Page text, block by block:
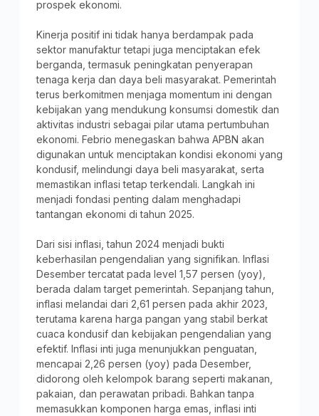
prospek ekonomi.
Kinerja positif ini tidak hanya berdampak pada
sektor manufaktur tetapi juga menciptakan efek
berganda, termasuk peningkatan penyerapan
tenaga kerja dan daya beli masyarakat. Pemerintah
terus berkomitmen menjaga momentum ini dengan
kebijakan yang mendukung konsumsi domestik dan
aktivitas industri sebagai pilar utama pertumbuhan
ekonomi. Febrio menegaskan bahwa APBN akan
digunakan untuk menciptakan kondisi ekonomi yang
kondusif, melindungi daya beli masyarakat, serta
memastikan inflasi tetap terkendali. Langkah ini
menjadi fondasi penting dalam menghadapi
tantangan ekonomi di tahun 2025.
Dari sisi inflasi, tahun 2024 menjadi bukti
keberhasilan pengendalian yang signifikan. Inflasi
Desember tercatat pada level 1,57 persen (yoy),
berada dalam target pemerintah. Sepanjang tahun,
inflasi melandai dari 2,61 persen pada akhir 2023,
terutama karena harga pangan yang stabil berkat
cuaca kondusif dan kebijakan pengendalian yang
efektif. Inflasi inti juga menunjukkan penguatan,
mencapai 2,26 persen (yoy) pada Desember,
didorong oleh kelompok barang seperti makanan,
pakaian, dan perawatan pribadi. Bahkan tanpa
memasukkan komponen harga emas, inflasi inti